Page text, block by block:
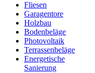
Fliesen
Garagentore
Holzbau
Bodenbeläge
Photovoltaik
Terrassenbeläge
Energetische
Sanierung